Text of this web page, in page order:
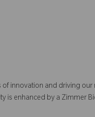
innovation and driving
is enhanced by a Zimmer